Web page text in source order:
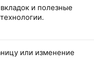
и полезные
или изменение